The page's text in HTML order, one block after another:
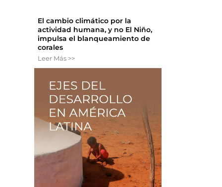
El cambio climático por la
actividad humana, y no El Niño,
impulsa el blanqueamiento de
corales
Leer Más >>